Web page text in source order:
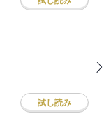
試し読み